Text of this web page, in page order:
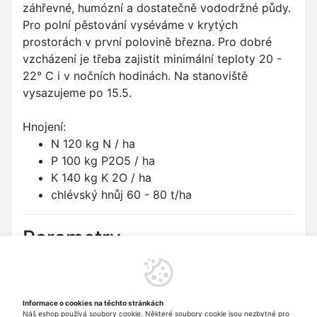
záhřevné, humózní a dostatečně vododržné půdy.
Pro polní pěstování vyséváme v krytých
prostorách v první polovině března. Pro dobré
vzcházení je třeba zajistit minimální teploty 20 -
22° C i v nočních hodinách. Na stanoviště
vysazujeme po 15.5.
Hnojení:
N 120 kg N / ha
P 100 kg P2O5 / ha
K 140 kg K 2O / ha
chlévský hnůj 60 - 80 t/ha
Parametry
Paprika zeleninová - sladká
Informace o cookies na těchto stránkách
Náš eshop používá soubory cookie. Některé soubory cookie jsou nezbytné pro